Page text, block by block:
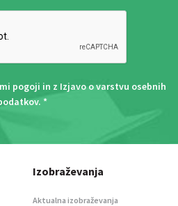
pogoji in z Izjavo o varstvu osebnih
. *
Izobraževanja
Aktualna izobraževanja